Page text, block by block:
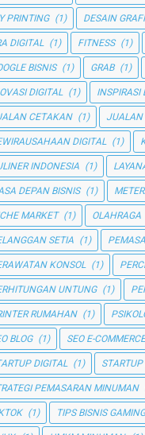
PRINTING (1) DESAIN
DIGITAL (1) FITNESS (1)
BISNIS (1) GRAB (1)
DIGITAL (1) INSPIRASI
CETAKAN (1) JUALAN
DIGITAL (1)
INDONESIA (1)
DEPAN BISNIS (1)
MARKET (1) OLAHRAGA
SETIA (1)
KONSOL (1)
UNTUNG (1)
RUMAHAN (1)
BLOG (1) SEO E-COMMERCE
DIGITAL (1)
PEMASARAN MINUMAN
(1) TIPS BISNIS GAMING